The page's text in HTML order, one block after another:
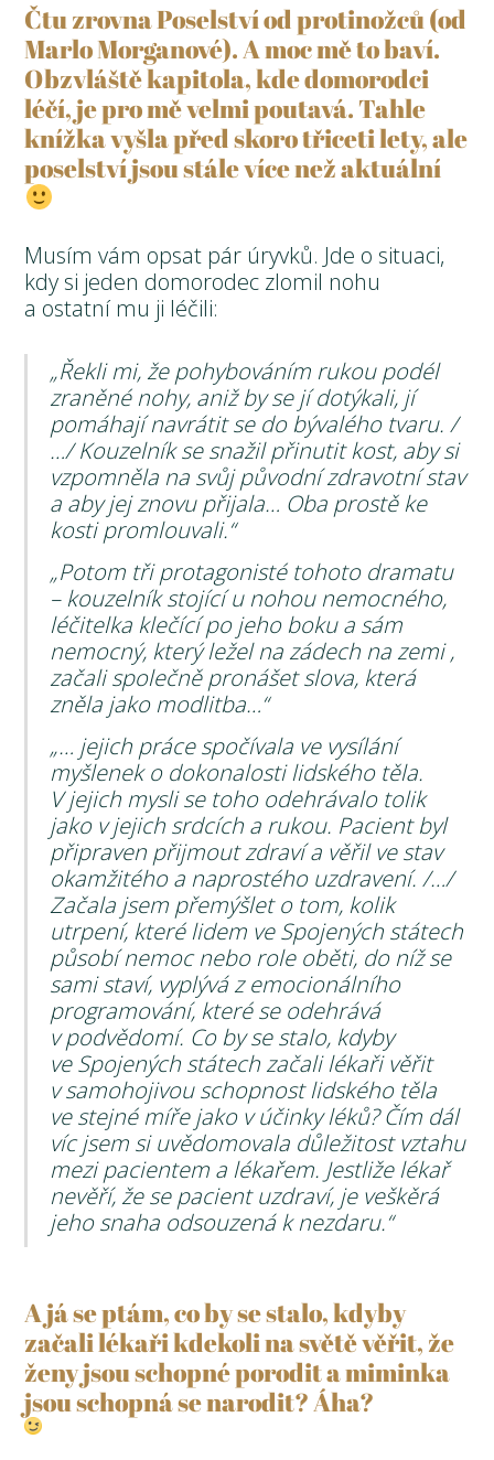
Čtu zrovna Poselství od protinožců (od
Marlo Morganové). A moc mě to baví.
Obzvláště kapitola, kde domorodci
léčí, je pro mě velmi poutavá. Tahle
knížka vyšla před skoro třiceti lety, ale
poselství jsou stále více než aktuální
Musím vám opsat pár úryvků. Jde o situaci,
kdy si jeden domorodec zlomil nohu
a ostatní mu ji léčili:
„Řekli mi, že pohybováním rukou podél
zraněné nohy, aniž by se jí dotýkali, jí
pomáhají navrátit se do bývalého tvaru. /
…/ Kouzelník se snažil přinutit kost, aby si
vzpomněla na svůj původní zdravotní stav
a aby jej znovu přijala… Oba prostě ke
kosti promlouvali.“
„Potom tři protagonisté tohoto dramatu
– kouzelník stojící u nohou nemocného,
léčitelka klečící po jeho boku a sám
nemocný, který ležel na zádech na zemi ,
začali společně pronášet slova, která
zněla jako modlitba…“
„… jejich práce spočívala ve vysílání
myšlenek o dokonalosti lidského těla.
V jejich mysli se toho odehrávalo tolik
jako v jejich srdcích a rukou. Pacient byl
připraven přijmout zdraví a věřil ve stav
okamžitého a naprostého uzdravení. /…/
Začala jsem přemýšlet o tom, kolik
utrpení, které lidem ve Spojených státech
působí nemoc nebo role oběti, do níž se
sami staví, vyplývá z emocionálního
programování, které se odehrává
v podvědomí. Co by se stalo, kdyby
ve Spojených státech začali lékaři věřit
v samohojivou schopnost lidského těla
ve stejné míře jako v účinky léků? Čím dál
víc jsem si uvědomovala důležitost vztahu
mezi pacientem a lékařem. Jestliže lékař
nevěří, že se pacient uzdraví, je veškěrá
jeho snaha odsouzená k nezdaru.“
A já se ptám, co by se stalo, kdyby
začali lékaři kdekoli na světě věřit, že
ženy jsou schopné porodit a miminka
jsou schopná se narodit? Áha?